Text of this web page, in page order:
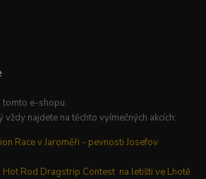
tomto e-shopu,
vždy najdete na těchto vyímečných akcích:
Race v Jaroměři - pevnosti Josefov
Hot Rod Dragstrip Contest na letišti ve Lhotě